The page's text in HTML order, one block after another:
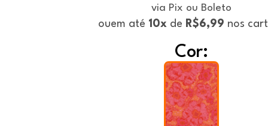
via Pix ou Boleto
ouem até 10xde R$6,99 nos
Cor: